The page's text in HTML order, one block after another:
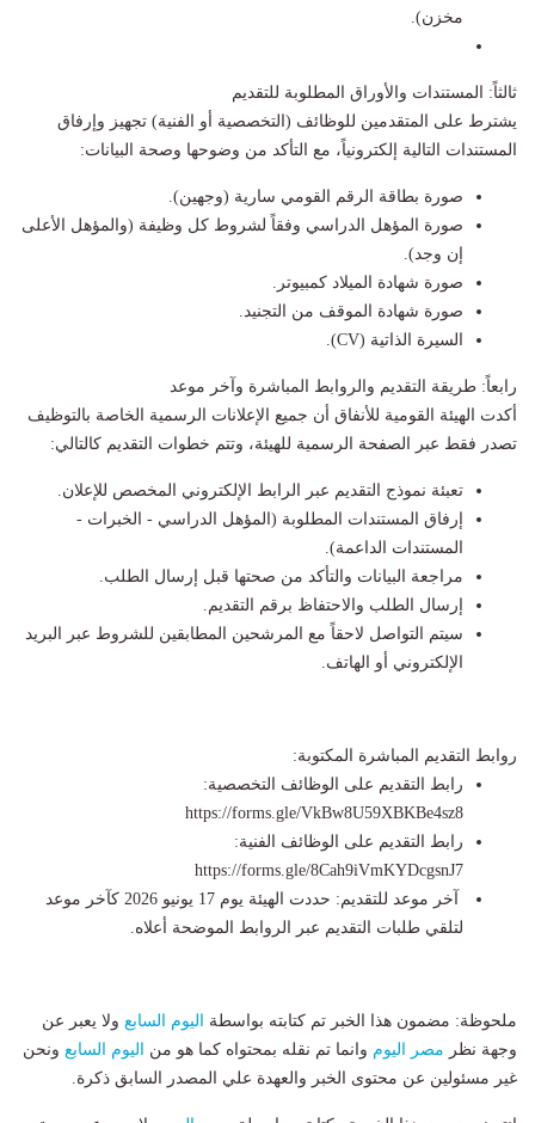
مخزن).
​ثالثاً: المستندات والأوراق المطلوبة للتقديم
​يشترط على المتقدمين للوظائف (التخصصية أو الفنية) تجهيز وإرفاق
المستندات التالية إلكترونياً، مع التأكد من وضوحها وصحة البيانات:
​صورة بطاقة الرقم القومي سارية (وجهين).
​صورة المؤهل الدراسي وفقاً لشروط كل وظيفة (والمؤهل الأعلى
إن وجد).
​صورة شهادة الميلاد كمبيوتر.
​صورة شهادة الموقف من التجنيد.
​السيرة الذاتية (CV).
​رابعاً: طريقة التقديم والروابط المباشرة وآخر موعد
​أكدت الهيئة القومية للأنفاق أن جميع الإعلانات الرسمية الخاصة بالتوظيف
تصدر فقط عبر الصفحة الرسمية للهيئة، وتتم خطوات التقديم كالتالي:
​تعبئة نموذج التقديم عبر الرابط الإلكتروني المخصص للإعلان.
​إرفاق المستندات المطلوبة (المؤهل الدراسي - الخبرات -
المستندات الداعمة).
​مراجعة البيانات والتأكد من صحتها قبل إرسال الطلب.
​إرسال الطلب والاحتفاظ برقم التقديم.
​سيتم التواصل لاحقاً مع المرشحين المطابقين للشروط عبر البريد
الإلكتروني أو الهاتف.
​روابط التقديم المباشرة المكتوبة:
​رابط التقديم على الوظائف التخصصية:
https://forms.gle/VkBw8U59XBKBe4sz8
​رابط التقديم على الوظائف الفنية:
https://forms.gle/8Cah9iVmKYDcgsnJ7
​ آخر موعد للتقديم: حددت الهيئة يوم 17 يونيو 2026 كآخر موعد
لتلقي طلبات التقديم عبر الروابط الموضحة أعلاه.
ملحوظة: مضمون هذا الخبر تم كتابته بواسطة اليوم السابع ولا يعبر عن
وجهة نظر مصر اليوم وانما تم نقله بمحتواه كما هو من اليوم السابع ونحن
غير مسئولين عن محتوى الخبر والعهدة علي المصدر السابق ذكرة.